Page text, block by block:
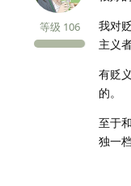
等级 106
我对
主义
有贬
的。
至于
独一档